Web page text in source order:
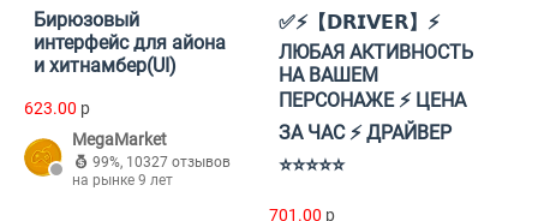
Бирюзовый
интерфейс для айона
и хитнамбер(UI)
623.00 p
MegaMarket
99%, 10327 отзывов
на рынке 9 лет
✅⚡【𝗗𝗥𝗜𝗩𝗘𝗥】⚡
ЛЮБАЯ АКТИВНОСТЬ
НА ВАШЕМ
ПЕРСОНАЖЕ ⚡ ЦЕНА
ЗА ЧАС ⚡ ДРАЙВЕР
⭐⭐⭐⭐⭐
701.00 p